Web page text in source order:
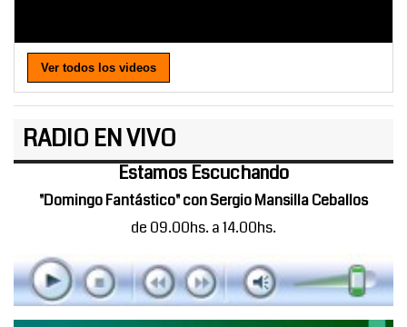
Ver todos los videos
RADIO EN VIVO
Estamos Escuchando
"Domingo Fantástico" con Sergio Mansilla Ceballos
de 09.00hs. a 14.00hs.